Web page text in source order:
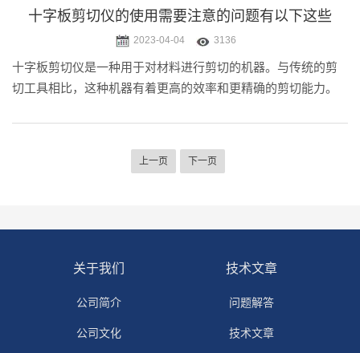
十字板剪切仪的使用需要注意的问题有以下这些
2023-04-04 3136
十字板剪切仪是一种用于对材料进行剪切的机器。与传统的剪
切工具相比，这种机器有着更高的效率和更精确的剪切能力。
上一页 下一页
关于我们
公司简介
公司文化
技术文章
问题解答
技术文章